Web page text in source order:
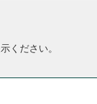
ください。